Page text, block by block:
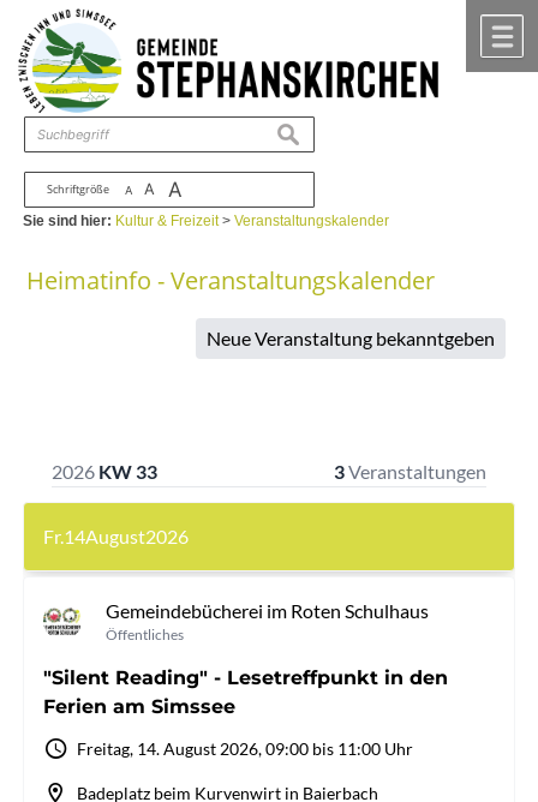
Zum Inhalt ,zur Navigation
Schriftgröße A A A
suchen
Sie sind hier: Kultur & Freizeit>Veranstaltungskalender
Heimatinfo - Veranstaltungskalender